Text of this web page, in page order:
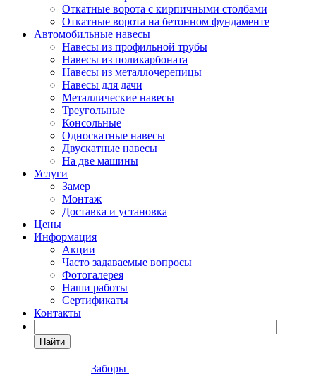
Откатные ворота с кирпичными столбами
Откатные ворота на бетонном фундаменте
Автомобильные навесы
Навесы из профильной трубы
Навесы из поликарбоната
Навесы из металлочерепицы
Навесы для дачи
Металлические навесы
Треугольные
Консольные
Односкатные навесы
Двускатные навесы
На две машины
Услуги
Замер
Монтаж
Доставка и установка
Цены
Информация
Акции
Часто задаваемые вопросы
Фотогалерея
Наши работы
Сертификаты
Контакты
Найти
Заборы